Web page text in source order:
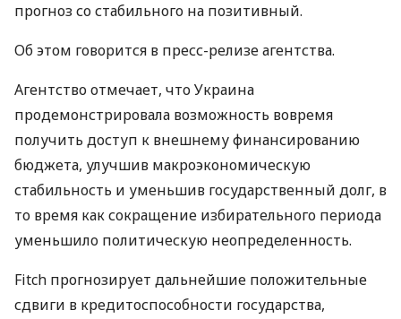
прогноз со стабильного на позитивный.
Об этом говорится в пресс-релизе агентства.
Агентство отмечает, что Украина
продемонстрировала возможность вовремя
получить доступ к внешнему финансированию
бюджета, улучшив макроэкономическую
стабильность и уменьшив государственный долг, в
то время как сокращение избирательного периода
уменьшило политическую неопределенность.
Fitch прогнозирует дальнейшие положительные
сдвиги в кредитоспособности государства,